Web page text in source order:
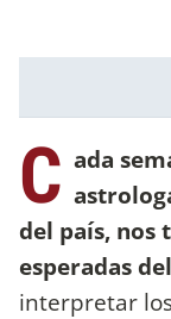
C ada
del país, nos
esperadas
interpretar